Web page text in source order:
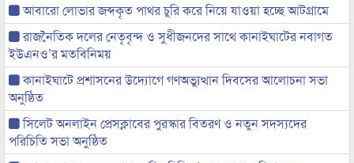
আবারো লোভার জব্দকৃত পাথর চুরি করে নিয়ে যাওয়া হচ্ছে আটগ্রামে
রাজনৈতিক দলের নেতৃবৃন্দ ও সুধীজনদের সাথে কানাইঘাটের নবাগত
ইউএনও’র মতবিনিময়
কানাইঘাটে প্রশাসনের উদ্যোগে গণঅভ্যুত্থান দিবসের আলোচনা সভা
অনুষ্ঠিত
সিলেট অনলাইন প্রেসক্লাবের পুরস্কার বিতরণ ও নতুন সদস্যদের
পরিচিতি সভা অনুষ্ঠিত